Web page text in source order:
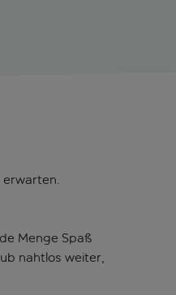
erwarten.
Menge Spaß
nahtlos weiter,